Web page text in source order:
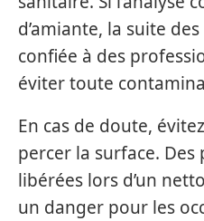
d’amiante, la suite
confiée à des
éviter toute
En cas de doute,
percer la surface. Des
libérées lors d’un
un danger pour les